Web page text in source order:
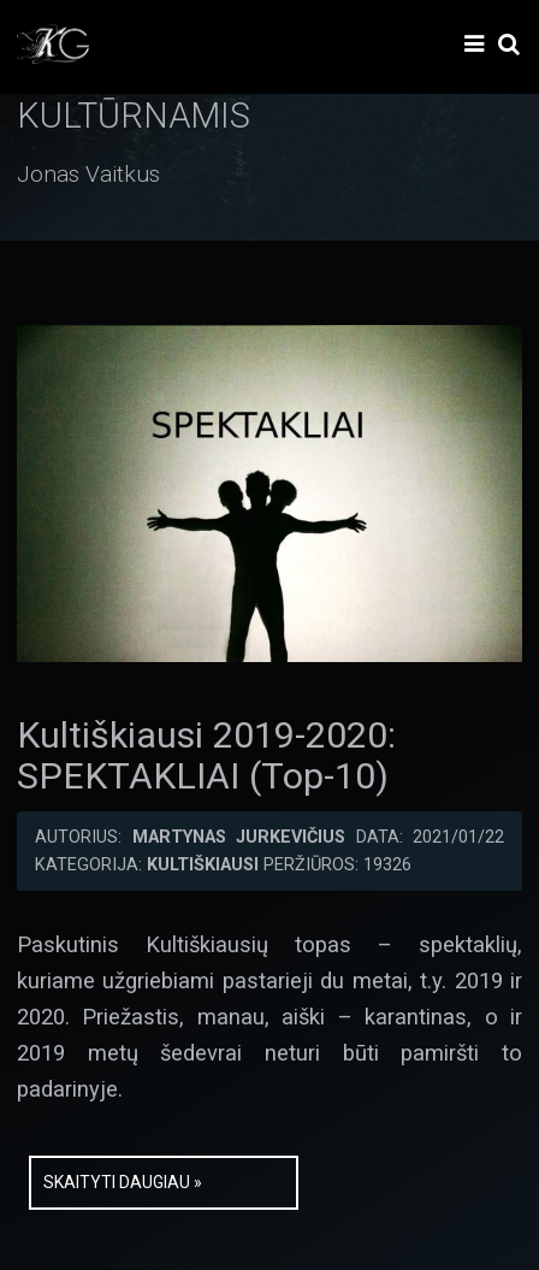
KULTŪRNAMIS
Jonas Vaitkus
Kultiškiausi 2019-2020:
SPEKTAKLIAI (Top-10)
AUTORIUS: MARTYNAS JURKEVIČIUS DATA: 2021/01/22
KATEGORIJA: KULTIŠKIAUSI PERŽIŪROS: 19326
Paskutinis Kultiškiausių topas – spektaklių,
kuriame užgriebiami pastarieji du metai, t.y. 2019 ir
2020. Priežastis, manau, aiški – karantinas, o ir
2019 metų šedevrai neturi būti pamiršti to
padarinyje.
SKAITYTI DAUGIAU »